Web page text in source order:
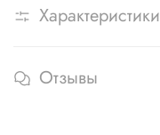
Характеристики
Отзывы